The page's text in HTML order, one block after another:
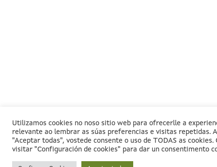
Utilizamos cookies no noso sitio web para ofrecerlle a
relevante ao lembrar as súas preferencias e visitas repetidas.
"Aceptar todas", vostede consente o uso de TODAS as cookies.
visitar "Configuración de cookies" para dar un consentimento